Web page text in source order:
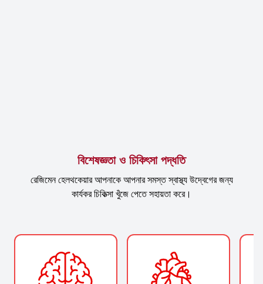
বিশেষজ্ঞতা ও চিকিৎসা পদ্ধতি
রেজিমেন হেলথকেয়ার আপনাকে আপনার সমস্ত স্বাস্থ্য উদ্বেগের জন্য
কার্যকর চিকিত্সা খুঁজে পেতে সহায়তা করে।